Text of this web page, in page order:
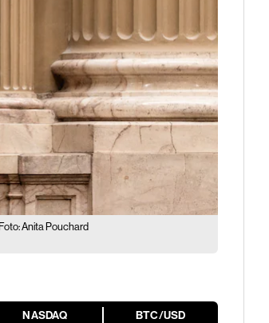
Foto: Anita Pouchard
NASDAQ BTC/USD